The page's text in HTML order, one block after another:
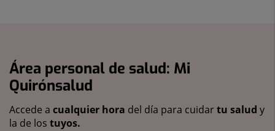
Área personal de salud: Mi
Quirónsalud
Accede a cualquier hora del día para cuidartu salud y
la de los tuyos.